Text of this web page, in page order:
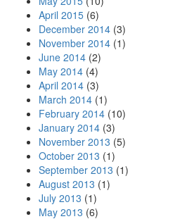
April 2015 (6)
December 2014 (3)
November 2014 (1)
June 2014 (2)
May 2014 (4)
April 2014 (3)
March 2014 (1)
February 2014 (10)
January 2014 (3)
November 2013 (5)
October 2013 (1)
September 2013 (1)
August 2013 (1)
July 2013 (1)
May 2013 (6)